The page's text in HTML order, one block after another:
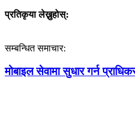
प्रतिकृया लेख्नुहोस्:
सम्बन्धित समाचार:
मोबाइल सेवामा सुधार गर्न